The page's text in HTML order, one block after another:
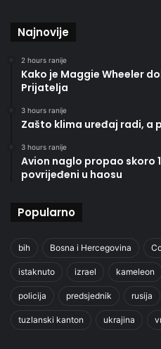
Najnovije
2 hours ranije
Kako je Maggie Wheeler
Prijatelja
3 hours ranije
Zašto klima uređaj radi, a
3 hours ranije
Avion naglo propao skoro
povrijeđeni u haosu
Popularno
bih Bosna i Hercegovina
istaknuto izrael kameleon
policija predsjednik rusija
tuzlanski kanton ukrajina